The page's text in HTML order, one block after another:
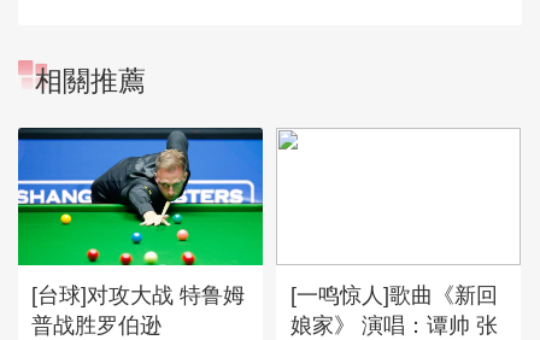
相關推薦
[台球]对攻大战 特鲁姆
普战胜罗伯逊
[一鸣惊人]歌曲《新回
娘家》 演唱：谭帅 张